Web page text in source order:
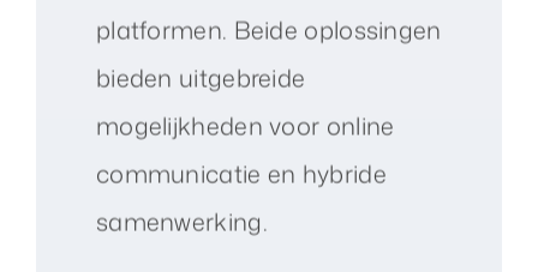
platformen. Beide oplossingen
bieden uitgebreide
mogelijkheden voor online
communicatie en hybride
samenwerking.